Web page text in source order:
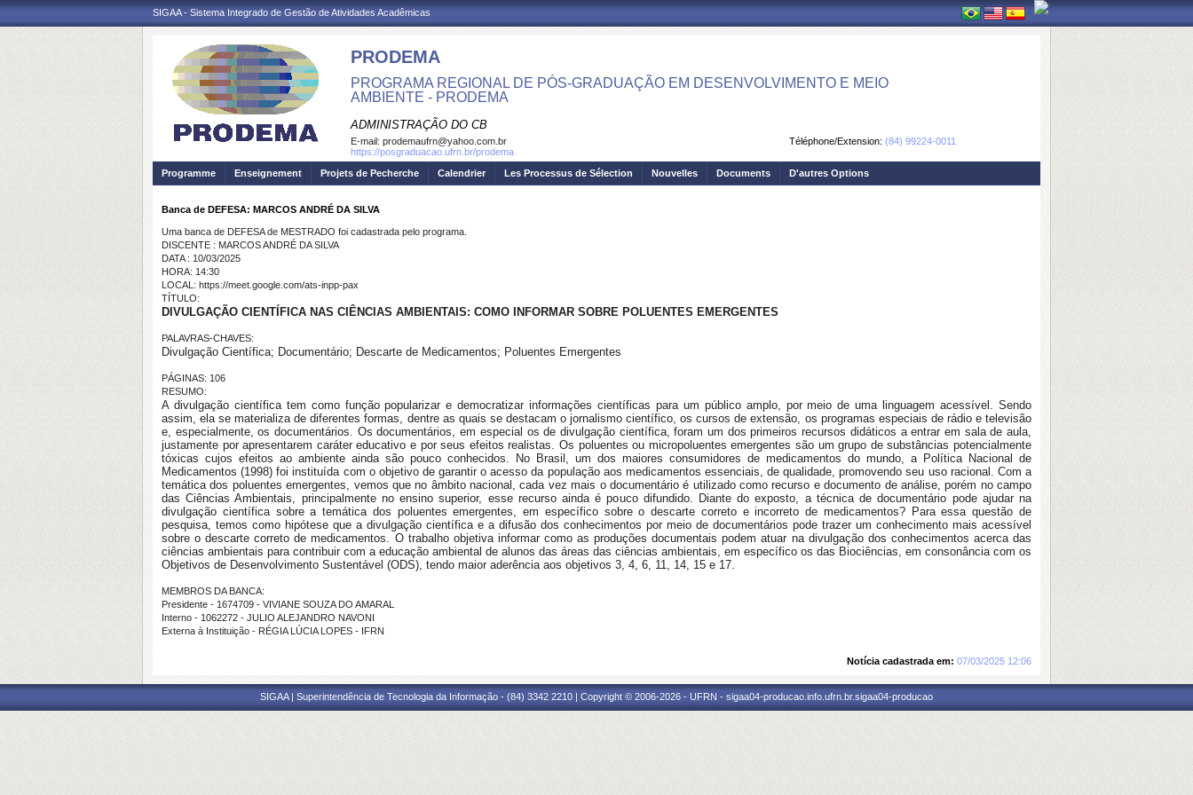
SIGAA - Sistema Integrado de Gestão de Atividades Acadêmicas
PRODEMA
PROGRAMA REGIONAL DE PÓS-GRADUAÇÃO EM DESENVOLVIMENTO E MEIO
AMBIENTE - PRODEMA
ADMINISTRAÇÃO DO CB
Téléphone/Extension: (84) 99224-0011
E-mail: prodemaufrn@yahoo.com.br
https://posgraduacao.ufrn.br/prodema
Programme
Enseignement Projets de Pecherche Calendrier Les Processus de Sélection Nouvelles Documents D'autres Options
Banca de DEFESA: MARCOS ANDRÉ DA SILVA
Uma banca de DEFESA de MESTRADO foi cadastrada pelo programa.
DISCENTE : MARCOS ANDRÉ DA SILVA
DATA : 10/03/2025
HORA: 14:30
LOCAL: https://meet.google.com/ats-inpp-pax
TÍTULO:
DIVULGAÇÃO CIENTÍFICA NAS CIÊNCIAS AMBIENTAIS: COMO INFORMAR SOBRE POLUENTES EMERGENTES
PALAVRAS-CHAVES:
Divulgação Científica; Documentário; Descarte de Medicamentos; Poluentes Emergentes
PÁGINAS: 106
RESUMO:
A divulgação científica tem como função popularizar e democratizar informações científicas para um público amplo, por meio de uma linguagem acessível. Sendo
assim, ela se materializa de diferentes formas, dentre as quais se destacam o jornalismo científico, os cursos de extensão, os programas especiais de rádio e televisão
e, especialmente, os documentários. Os documentários, em especial os de divulgação científica, foram um dos primeiros recursos didáticos a entrar em sala de aula,
justamente por apresentarem caráter educativo e por seus efeitos realistas. Os poluentes ou micropoluentes emergentes são um grupo de substâncias potencialmente
tóxicas cujos efeitos ao ambiente ainda são pouco conhecidos. No Brasil, um dos maiores consumidores de medicamentos do mundo, a Política Nacional de
Medicamentos (1998) foi instituída com o objetivo de garantir o acesso da população aos medicamentos essenciais, de qualidade, promovendo seu uso racional. Com a
temática dos poluentes emergentes, vemos que no âmbito nacional, cada vez mais o documentário é utilizado como recurso e documento de análise, porém no campo
das Ciências Ambientais, principalmente no ensino superior, esse recurso ainda é pouco difundido. Diante do exposto, a técnica de documentário pode ajudar na
divulgação científica sobre a temática dos poluentes emergentes, em específico sobre o descarte correto e incorreto de medicamentos? Para essa questão de
pesquisa, temos como hipótese que a divulgação científica e a difusão dos conhecimentos por meio de documentários pode trazer um conhecimento mais acessível
sobre o descarte correto de medicamentos. O trabalho objetiva informar como as produções documentais podem atuar na divulgação dos conhecimentos acerca das
ciências ambientais para contribuir com a educação ambiental de alunos das áreas das ciências ambientais, em específico os das Biociências, em consonância com os
Objetivos de Desenvolvimento Sustentável (ODS), tendo maior aderência aos objetivos 3, 4, 6, 11, 14, 15 e 17.
MEMBROS DA BANCA:
Presidente - 1674709 - VIVIANE SOUZA DO AMARAL
Interno - 1062272 - JULIO ALEJANDRO NAVONI
Externa à Instituição - RÉGIA LÚCIA LOPES - IFRN
Notícia cadastrada em: 07/03/2025 12:06
SIGAA | Superintendência de Tecnologia da Informação - (84) 3342 2210 | Copyright © 2006-2026 - UFRN - sigaa04-producao.info.ufrn.br.sigaa04-producao